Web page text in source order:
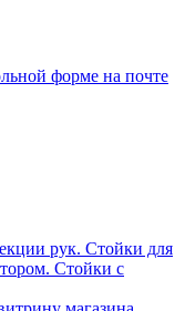
форме на почте
рук. Стойки для
Стойки с